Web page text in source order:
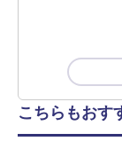
こちらもおす